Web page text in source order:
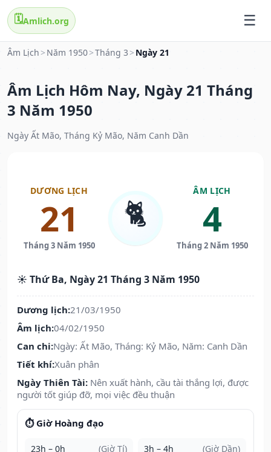
🗓️Amlich.org
Âm Lịch > Năm 1950>Tháng 3 > Ngày 21
Âm Lịch Hôm Nay, Ngày 21 Tháng
3 Năm 1950
Ngày Ất Mão, Tháng Kỷ Mão, Năm Canh Dần
DƯƠNG LỊCH
21
Tháng 3 Năm 1950
🐈
ÂM LỊCH
4
Tháng 2 Năm 1950
☀️ Thứ Ba, Ngày 21 Tháng 3 Năm 1950
Dương lịch:21/03/1950
Âm lịch:04/02/1950
Can chi:Ngày: Ất Mão, Tháng: Kỷ Mão, Năm: Canh Dần
Tiết khí:Xuân phân
Ngày Thiên Tài: Nên xuất hành, cầu tài thắng lợi, được
người tốt giúp đỡ, mọi việc đều thuận
⏱️ Giờ Hoàng đạo
23h – 0h (Giờ Tí) 3h – 4h (Giờ Dần)